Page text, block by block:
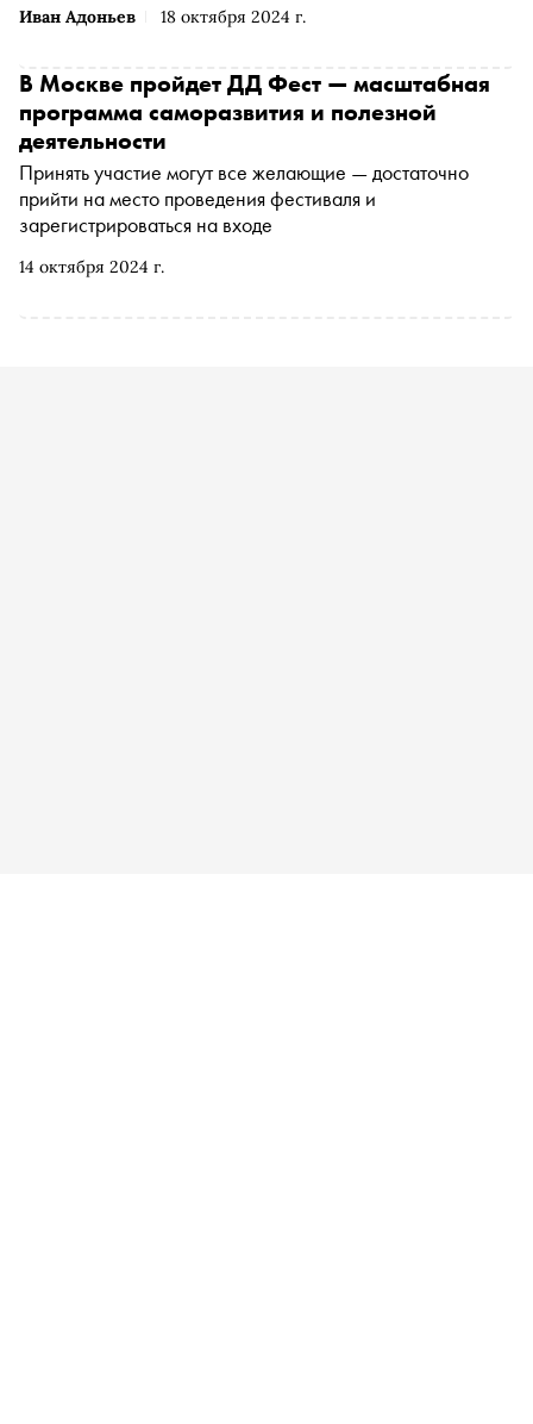
Иван Адоньев 18 октября 2024 г.
14 октября 2024 г.
В Москве пройдет ДД Фест — масштабная
программа саморазвития и полезной
деятельности
Принять участие могут все желающие — достаточно
прийти на место проведения фестиваля и
зарегистрироваться на входе